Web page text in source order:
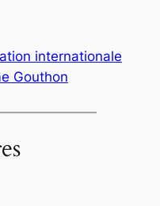
internationale
Gouthon